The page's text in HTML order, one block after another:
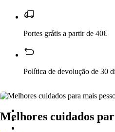
Portes grátis a partir de 40€
Política de devolução de 30
Melhores cuidados